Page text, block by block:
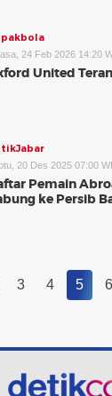
24 Feb 2026 14:20
United
20 Des 2025 07:00
Pemain
ke Persib
3 4 5 6